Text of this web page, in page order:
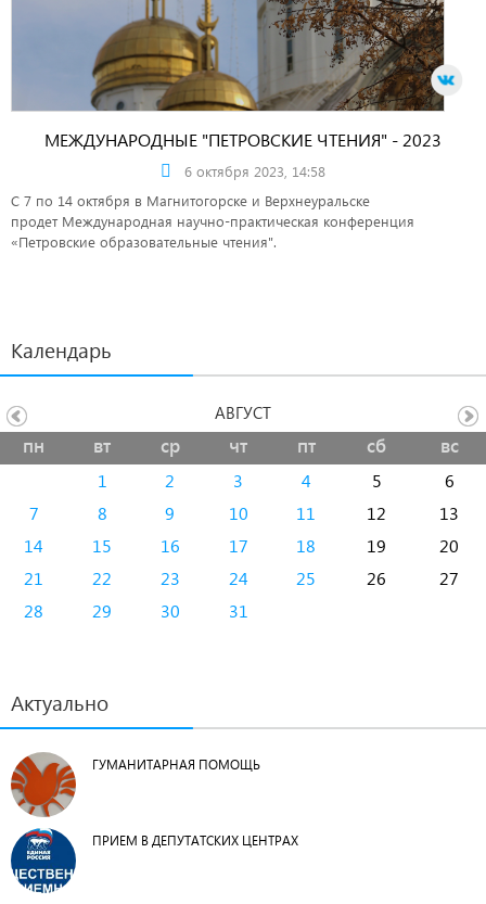
МЕЖДУНАРОДНЫЕ "ПЕТРОВСКИЕ ЧТЕНИЯ" - 2023
6 октября 2023, 14:58
С 7 по 14 октября в Магнитогорске и Верхнеуральске
продет Международная научно-практическая конференция
«Петровские образовательные чтения".
Календарь
пн вт ср чт пт сб вс
1 2 3 4 5
6
7
8 9 10 11 12
13
14
15 16 17 18 19
20
21
22 23 24 25 26
27
28
29 30 31
АВГУСТ
Актуально
ГУМАНИТАРНАЯ ПОМОЩЬ
ПРИЕМ В ДЕПУТАТСКИХ ЦЕНТРАХ